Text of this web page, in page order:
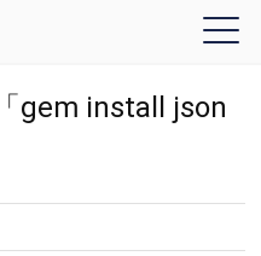
gem install json